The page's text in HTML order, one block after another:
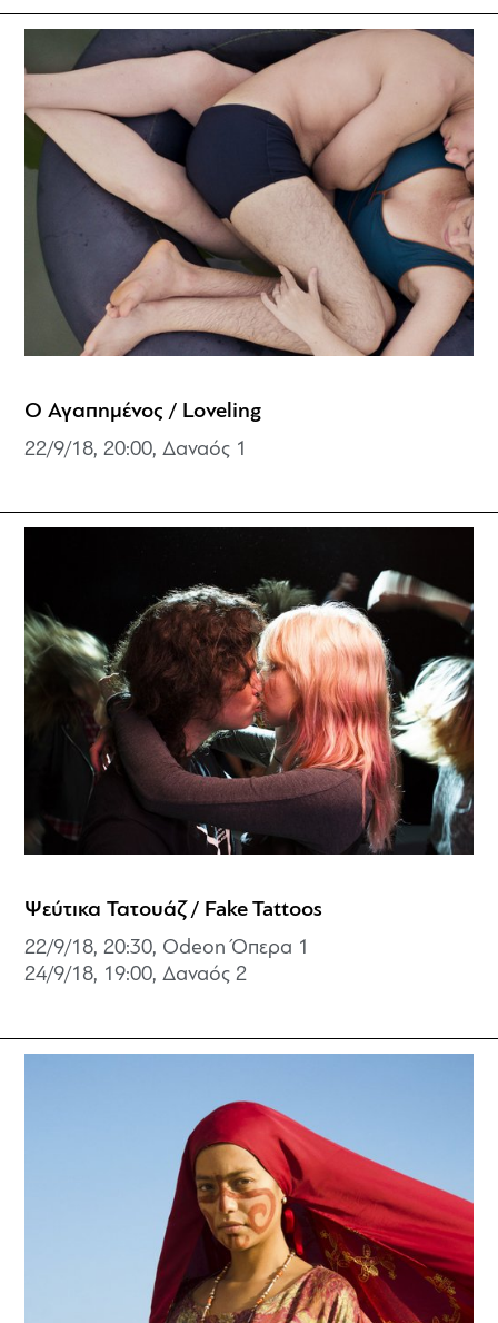
Ο Αγαπημένος / Loveling
22/9/18, 20:00, Δαναός 1
Ψεύτικα Τατουάζ / Fake Tattoos
22/9/18, 20:30, Odeon Όπερα 1
24/9/18, 19:00,Δαναός 2